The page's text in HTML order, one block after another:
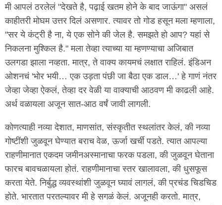
मी आपलं ठरलेलं "देखते है, पढ़ाई खतम होने के बाद जाऊंगा" असलं
काहीतरी मोघम उत्तर दिलं असणार. त्यावर तो गोड हसून मला म्हणाला,
"सर ये कंट्री है ना, ये एक सोने की जेल है. समझते हो आप? यहां से
निकलना मुश्किल है." मला तेव्हा त्याच्या या म्हणण्याचा अजिबात
उलगडा झाला नव्हता. मात्र, ते वाक्य कायमचं लक्षात राहिलं. इंडिअन
ओशनचं 'भोर भयी… एक उड़ता पंछी जा बैठा एक डाल…' हे गाणं नंतर
जेव्हा जेव्हा ऐकलं, तेव्हा दर वेळी या वाक्याची आठवण मी काढली आहे.
अर्थ वळायला अजून सात-आठ वर्षं जावी लागली.
कोणत्याही नव्या देशात, माणसांत, संस्कृतीत स्थलांतर केलं, की नव्या
गोष्टींशी जुळवून घेण्यात बराच वेळ, ऊर्जा खर्ची पडते. त्यात आपल्या
राहणीमानात एकदम जमीनअस्मानाचा फरक पडला, की जुळवून घेताना
फारच बावचळायला होतं. राहणीमानाचा स्तर खालावला, की धुसफूस
करता येते. निर्बुद्ध व्यवस्थांशी जुळवून घ्यावं लागलं, की प्रचंड चिडचिड
होते. भारतात परतल्यावर मी हे सगळं केलं. अजूनही करतो. मात्र,